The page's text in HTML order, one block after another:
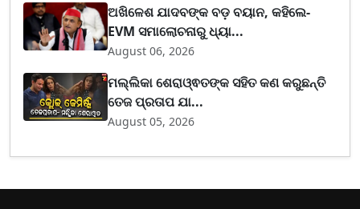
ଅଖିଳେଶ ଯାଦବଙ୍କ ବଡ଼ ବୟାନ, କହିଲେ-
EVM ସମାଲୋଚନାରୁ ଧ୍ୟା...
August 06, 2026
ମଲ୍ଲିକା ଶେରାଓ୍ଵତଙ୍କ ସହିତ କଣ କରୁଛନ୍ତି
ତେଜ ପ୍ରତାପ ଯା...
August 05, 2026